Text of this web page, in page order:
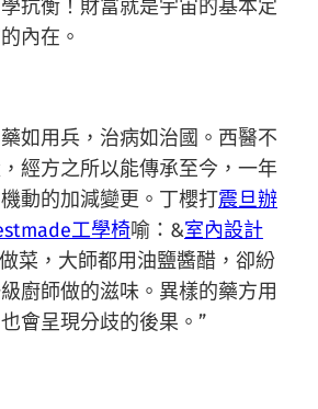
抗衡！財富就是宇宙的基本定
內在。
如用兵，治病如治國。西醫不
經方之所以能傳承至今，一年
動的加減變更。丁櫻打震旦辦
工學椅喻：&室內設計
菜，大師都用油鹽醬醋，卻紛
廚師做的滋味。異樣的藥方用
會呈現分歧的後果。”